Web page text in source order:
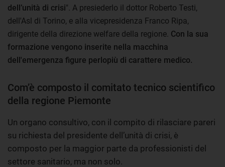
dell’unità di crisi". A presiederlo il dottor Roberto Testi,
dell'Asl di Torino, e alla vicepresidenza Franco Ripa,
dirigente della direzione welfare della regione. Con la sua
formazione vengono inserite nella macchina
dell'emergenza figure perlopiù di carattere medico.
Com’è composto il comitato tecnico scientifico
della regione Piemonte
Un organo consultivo, con il compito di rilasciare pareri
su richiesta del presidente dell’unità di crisi, è
composto per la maggior parte da professionisti del
settore sanitario, ma non solo.